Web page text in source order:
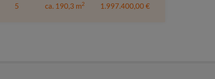
5
ca. 190,3 m2
1.997.400,00 €